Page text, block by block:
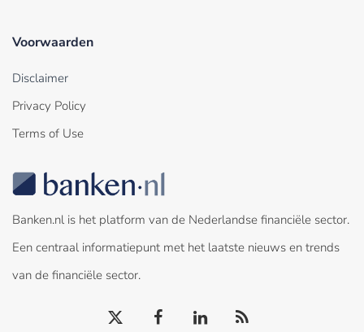
Voorwaarden
Disclaimer
Privacy Policy
Terms of Use
Banken.nl is het platform van de Nederlandse financiële sector.
Een centraal informatiepunt met het laatste nieuws en trends
van de financiële sector.